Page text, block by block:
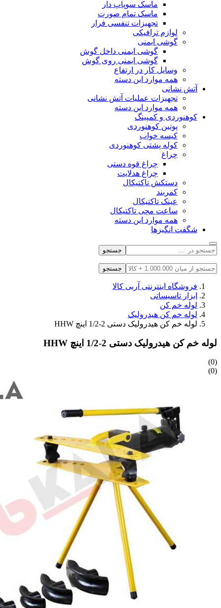
ماسک سوپاپ دار
ماسک تمام صورت
تجهیزات تنفسی فرار
لوازم ترافیکی
گوشی ایمنی
گوشی ایمنی داخل گوش
گوشی ایمنی روی گوش
وسایل کار در ارتفاع
همه موارد این دسته
آتش نشانی
تجهیزات عملیات آتش نشانی
همه موارد این دسته
کوهنوردی و کمپینگ
پوتین کوهنوردی
کیسه خواب
کوله پشتی کوهنوردی
چراغ
چراغ قوه دستی
چراغ هدلایت
دستکش تاکتیکال
کمربند
عینک تاکتیکال
ساعت مچی تاکتیکال
همه موارد این دسته
شگفت انگیزها
جستجو
جستجو
فروشگاه اینترنتی آربی کالا
ابزار تاسیساتی
لوله خم کن
لوله خم کن هیدرولیک
لوله خم کن هیدرولیک دستی 2-1/2 اینچ HHW
لوله خم کن هیدرولیک دستی 2-1/2 اینچ HHW
(0)
(0)